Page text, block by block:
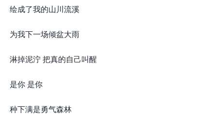
绘成了我的山川流溪
为我下一场倾盆大雨
淋掉泥泞 把真的自己叫醒
是你 是你
种下满是勇气森林